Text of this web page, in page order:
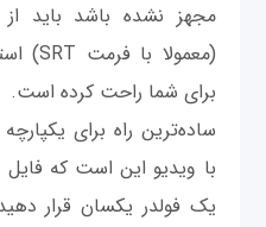
مجهز نشده باشد باید
برای شما راحت کرده است.
ساده‌ترين راه برای
با ویدیو این است که فایل
یک فولدر یکسان قرار